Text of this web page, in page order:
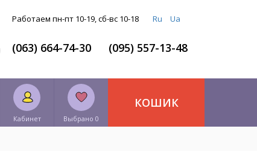
Работаем пн-пт 10-19, сб-вс 10-18 Ru Ua
(063) 664-74-30 (095) 557-13-48
Кабинет Выбрано 0
КОШИК